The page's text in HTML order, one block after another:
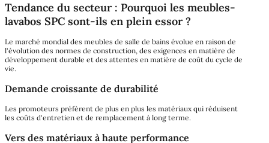
Tendance du secteur : Pourquoi les meubles-
lavabos SPC sont-ils en plein essor ?
Le marché mondial des meubles de salle de bains évolue en raison de
l'évolution des normes de construction, des exigences en matière de
développement durable et des attentes en matière de coût du cycle de
vie.
Demande croissante de durabilité
Les promoteurs préfèrent de plus en plus les matériaux qui réduisent
les coûts d'entretien et de remplacement à long terme.
Vers des matériaux à haute performance